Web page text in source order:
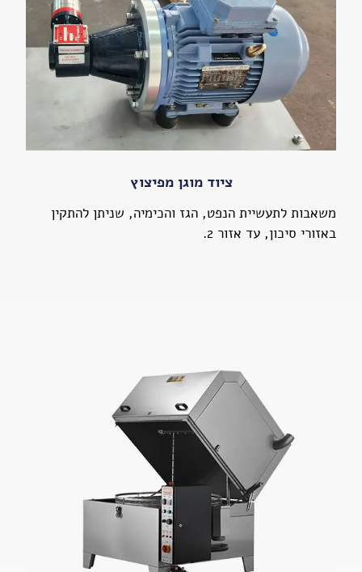
ציוד מוגן מפיצוץ
משאבות לתעשיית הנפט, הגז והכימיה, שניתן להתקין
באזורי סיכון, עד אזור 2.